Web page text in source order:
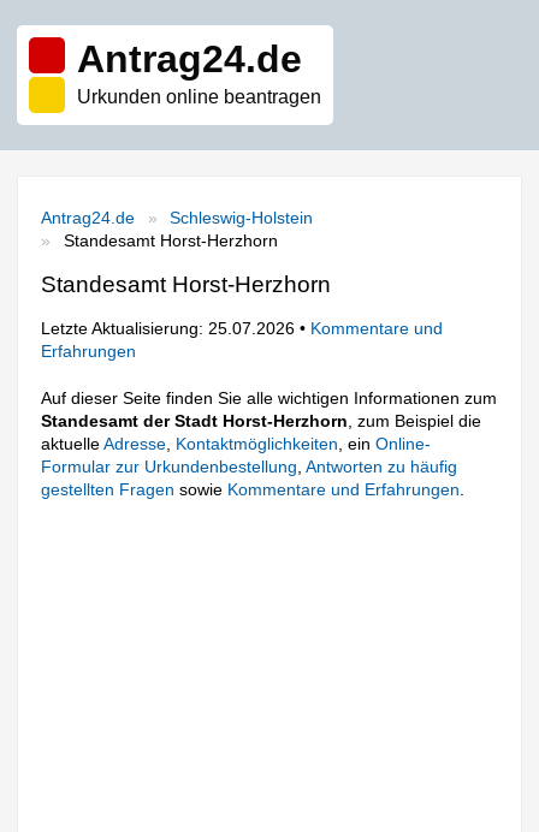
Antrag24.de
Urkunden online beantragen
Antrag24.de
Schleswig-Holstein
Standesamt Horst-Herzhorn
Standesamt Horst-Herzhorn
Letzte Aktualisierung: 25.07.2026 • Kommentare und
Erfahrungen
Auf dieser Seite finden Sie alle wichtigen Informationen zum
Standesamt der Stadt Horst-Herzhorn , zum Beispiel die
aktuelleAdresse Kontaktmöglichkeiten , einOnline-
Formular zur Urkundenbestellung ,Antworten zu häufig
gestellten Fragen sowie Kommentare und Erfahrungen